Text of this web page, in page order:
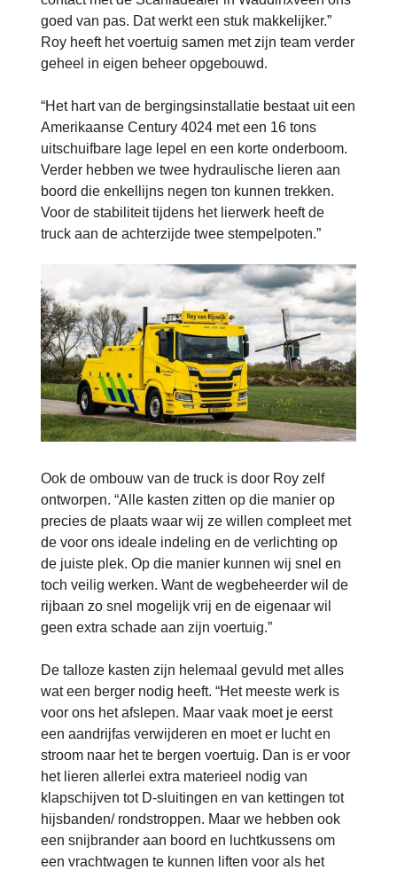
goed van pas. Dat werkt een stuk makkelijker.”
Roy heeft het voertuig samen met zijn team verder
geheel in eigen beheer opgebouwd.
“Het hart van de bergingsinstallatie bestaat uit een
Amerikaanse Century 4024 met een 16 tons
uitschuifbare lage lepel en een korte onderboom.
Verder hebben we twee hydraulische lieren aan
boord die enkellijns negen ton kunnen trekken.
Voor de stabiliteit tijdens het lierwerk heeft de
truck aan de achterzijde twee stempelpoten.”
Ook de ombouw van de truck is door Roy zelf
ontworpen. “Alle kasten zitten op die manier op
precies de plaats waar wij ze willen compleet met
de voor ons ideale indeling en de verlichting op
de juiste plek. Op die manier kunnen wij snel en
toch veilig werken. Want de wegbeheerder wil de
rijbaan zo snel mogelijk vrij en de eigenaar wil
geen extra schade aan zijn voertuig.”
De talloze kasten zijn helemaal gevuld met alles
wat een berger nodig heeft. “Het meeste werk is
voor ons het afslepen. Maar vaak moet je eerst
een aandrijfas verwijderen en moet er lucht en
stroom naar het te bergen voertuig. Dan is er voor
het lieren allerlei extra materieel nodig van
klapschijven tot D-sluitingen en van kettingen tot
hijsbanden/ rondstroppen. Maar we hebben ook
een snijbrander aan boord en luchtkussens om
een vrachtwagen te kunnen liften voor als het